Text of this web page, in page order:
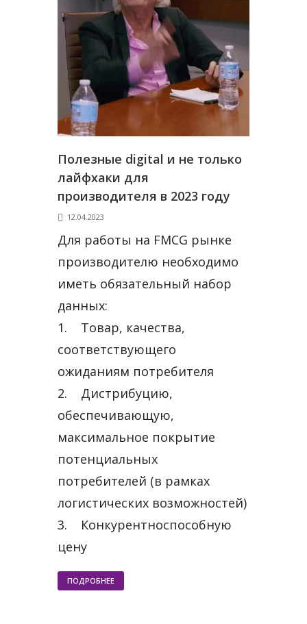
Полезные digital и не только
лайфхаки для
производителя в 2023 году
12.04.2023
Для работы на FMCG рынке
производителю необходимо
иметь обязательный набор
данных:
1. Товар, качества,
соответствующего
ожиданиям потребителя
2. Дистрибуцию,
обеспечивающую,
максимальное покрытие
потенциальных
потребителей (в рамках
логистических возможностей)
3. Конкурентноспособную
цену
ПОДРОБНЕЕ